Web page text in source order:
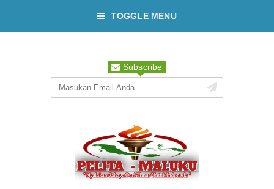
TOGGLE MENU
Subscribe